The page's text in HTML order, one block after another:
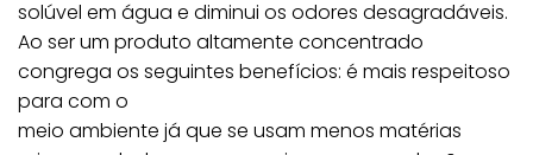
solúvel em água e diminui os odores desagradáveis.
Ao ser um produto altamente concentrado
congrega os seguintes benefícios: é mais respeitoso
para com o
meio ambiente já que se usam menos matérias